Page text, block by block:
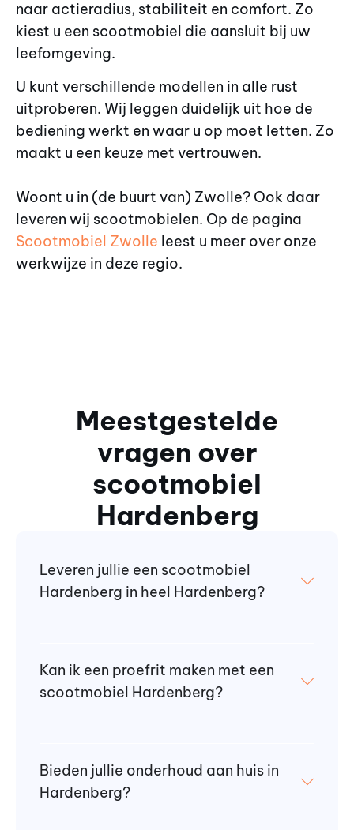
naar actieradius, stabiliteit en comfort. Zo
kiest u een scootmobiel die aansluit bij uw
leefomgeving.
U kunt verschillende modellen in alle rust
uitproberen. Wij leggen duidelijk uit hoe de
bediening werkt en waar u op moet letten. Zo
maakt u een keuze met vertrouwen.
Woont u in (de buurt van) Zwolle? Ook daar
leveren wij scootmobielen. Op de pagina
Scootmobiel Zwolle leest u meer over onze
werkwijze in deze regio.
Meestgestelde
vragen over
scootmobiel
Hardenberg
Leveren jullie een scootmobiel
Hardenberg in heel Hardenberg?
Kan ik een proefrit maken met een
scootmobiel Hardenberg?
Bieden jullie onderhoud aan huis in
Hardenberg?